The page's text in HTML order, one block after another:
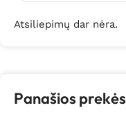
Atsiliepimų dar nėra.
Panašios prekės